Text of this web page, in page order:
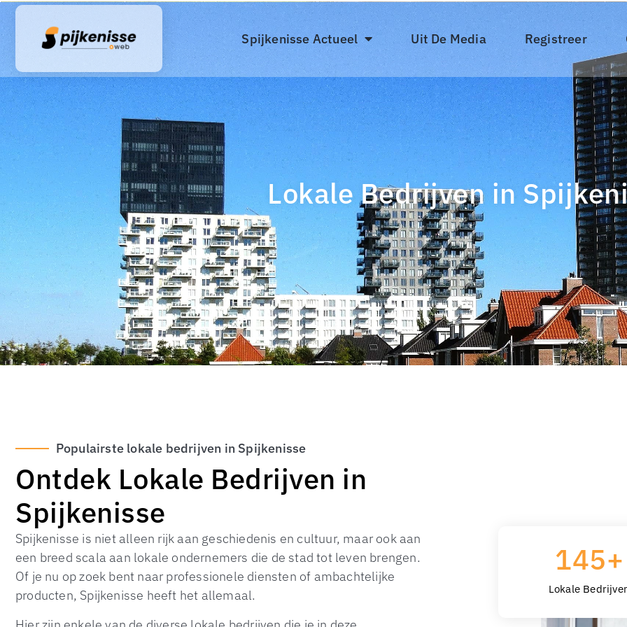
Spijkenisse Actueel Uit De Media Registreer
Lokale Bedrijven in
Populairste lokale bedrijven in Spijkenisse
Ontdek Lokale Bedrijven in
Spijkenisse
Spijkenisse is niet alleen rijk aan geschiedenis en cultuur, maar ook aan
een breed scala aan lokale ondernemers die de stad tot leven brengen.
Of je nu op zoek bent naar professionele diensten of ambachtelijke
producten, Spijkenisse heeft het allemaal.
Lokale
145+